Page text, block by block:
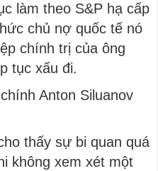
làm theo S&P hạ cấp
chủ nợ quốc tế nó
chính trị của ông
tục xấu đi.
Anton Siluanov
thấy sự bi quan quá
không xem xét một